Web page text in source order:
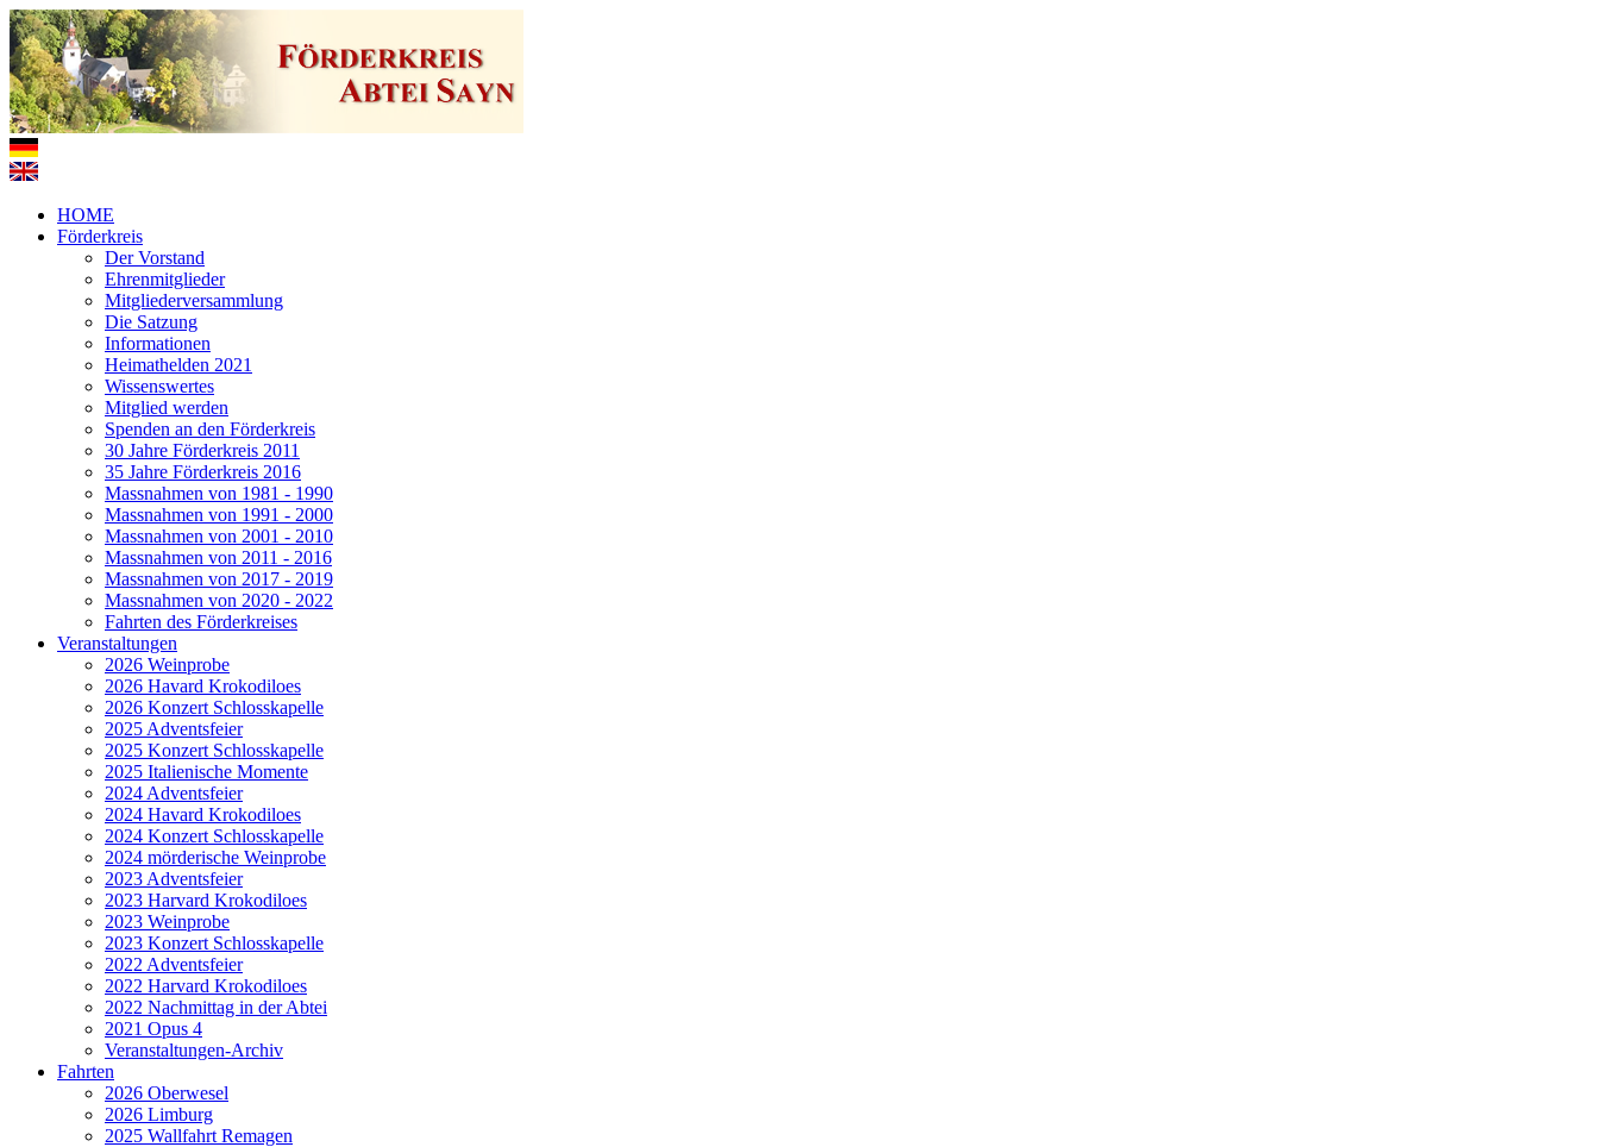
HOME
Förderkreis
Der Vorstand
Ehrenmitglieder
Mitgliederversammlung
Die Satzung
Informationen
Heimathelden 2021
Wissenswertes
Mitglied werden
Spenden an den Förderkreis
30 Jahre Förderkreis 2011
35 Jahre Förderkreis 2016
Massnahmen von 1981 - 1990
Massnahmen von 1991 - 2000
Massnahmen von 2001 - 2010
Massnahmen von 2011 - 2016
Massnahmen von 2017 - 2019
Massnahmen von 2020 - 2022
Fahrten des Förderkreises
Veranstaltungen
2026 Weinprobe
2026 Havard Krokodiloes
2026 Konzert Schlosskapelle
2025 Adventsfeier
2025 Konzert Schlosskapelle
2025 Italienische Momente
2024 Adventsfeier
2024 Havard Krokodiloes
2024 Konzert Schlosskapelle
2024 mörderische Weinprobe
2023 Adventsfeier
2023 Harvard Krokodiloes
2023 Weinprobe
2023 Konzert Schlosskapelle
2022 Adventsfeier
2022 Harvard Krokodiloes
2022 Nachmittag in der Abtei
2021 Opus 4
Veranstaltungen-Archiv
Fahrten
2026 Oberwesel
2026 Limburg
2025 Wallfahrt Remagen